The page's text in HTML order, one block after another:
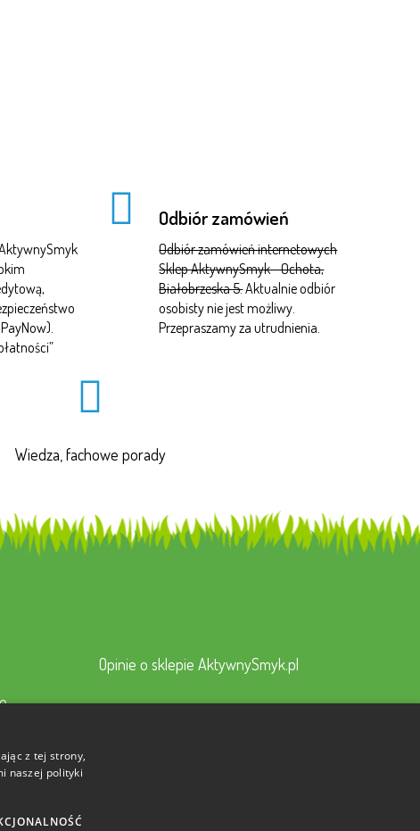
”
Odbiór zamówień
Odbiór zamówień internetowych
Sklep AktywnySmyk - Ochota,
Białobrzeska 5.Aktualnie odbiór
osobisty nie jest możliwy.
Przepraszamy za utrudnienia.
Wiedza, fachowe porady
Opinie o sklepie AktywnySmyk.pl
z tej strony,
naszej polityki